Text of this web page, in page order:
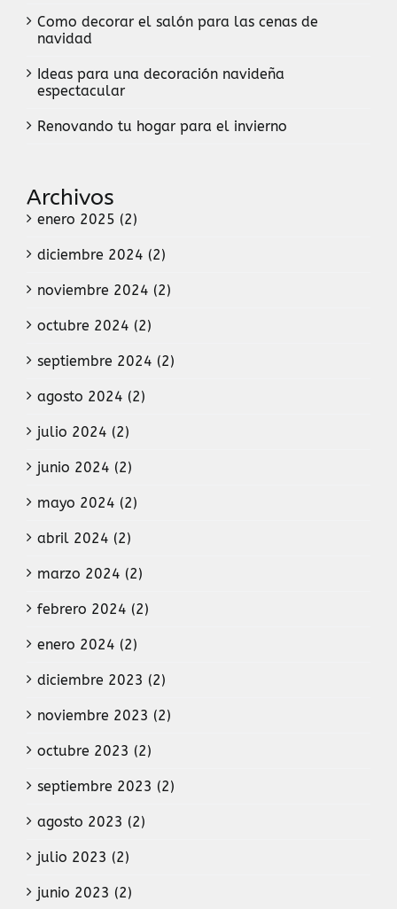
Como decorar el salón para las cenas de
navidad
Ideas para una decoración navideña
espectacular
Renovando tu hogar para el invierno
Archivos
enero 2025 (2)
diciembre 2024 (2)
noviembre 2024 (2)
octubre 2024 (2)
septiembre 2024 (2)
agosto 2024 (2)
julio 2024 (2)
junio 2024 (2)
mayo 2024 (2)
abril 2024 (2)
marzo 2024 (2)
febrero 2024 (2)
enero 2024 (2)
diciembre 2023 (2)
noviembre 2023 (2)
octubre 2023 (2)
septiembre 2023 (2)
agosto 2023 (2)
julio 2023 (2)
junio 2023 (2)